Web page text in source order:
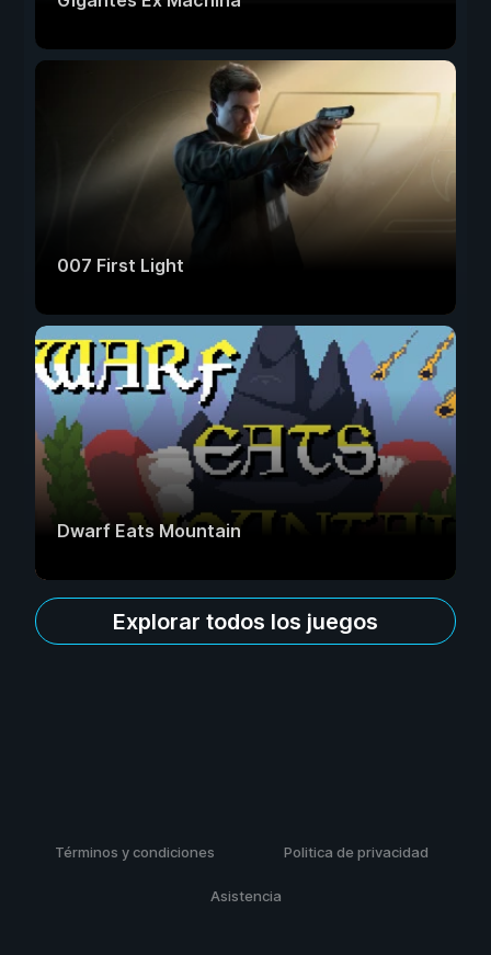
007 First Light
Dwarf Eats Mountain
Explorar todos los juegos
Términos y condiciones Politica de privacidad
Asistencia